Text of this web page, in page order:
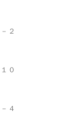
２
０
４